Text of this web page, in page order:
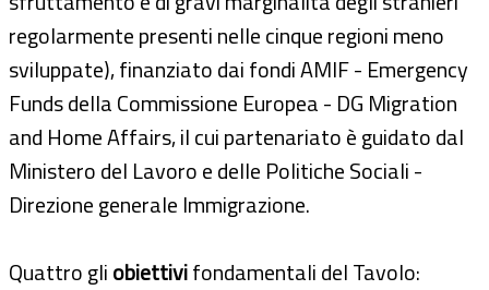
regolarmente presenti nelle cinque regioni meno
sviluppate), finanziato dai fondi AMIF - Emergency
Funds della Commissione Europea - DG Migration
and Home Affairs, il cui partenariato è guidato dal
Ministero del Lavoro e delle Politiche Sociali -
Direzione generale Immigrazione.
Quattro gliobiettivifondamentali del Tavolo: